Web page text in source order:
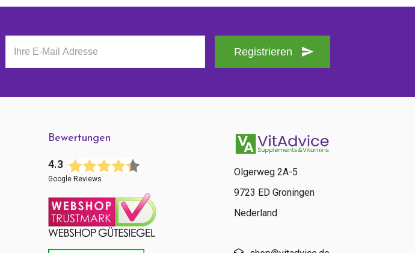
Registrieren
Bewertungen
4.3
Google Reviews
Olgerweg 2A-5
9723 ED Groningen
Nederland